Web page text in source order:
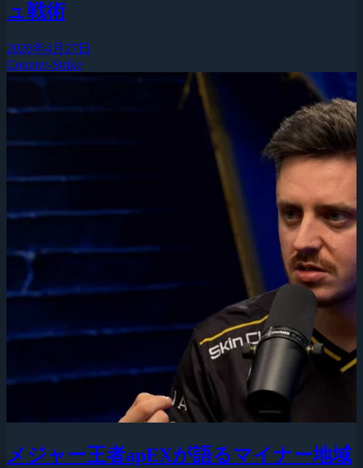
ュ戦術
2026年4月27日
Counter-Strike
メジャー王者apEXが語るマイナー地域